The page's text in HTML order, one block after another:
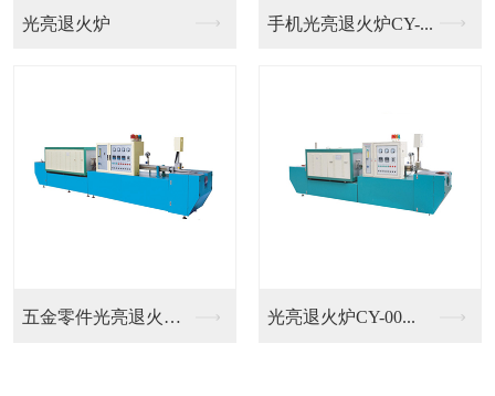
光亮退火炉 手机光亮退火炉CY-...
五金零件光亮退火炉C... 光亮退火炉CY-00...